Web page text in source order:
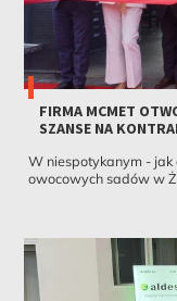
FIRMA MCMET
SZANSE NA
W niespotykanym -
owocowych sadów w